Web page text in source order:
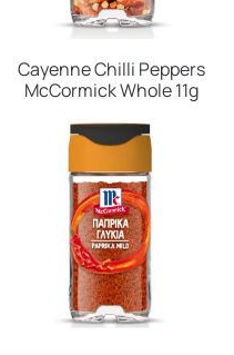
Cayenne Chilli Peppers
McCormick Whole 11g